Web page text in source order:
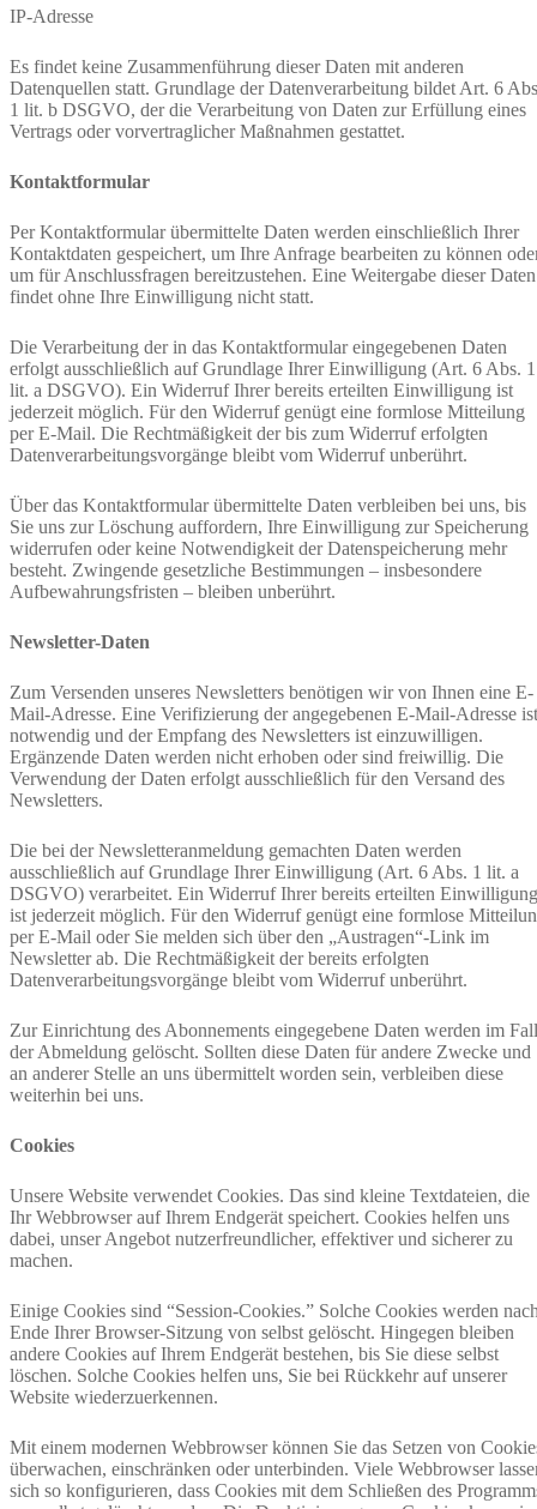
IP-Adresse
Es findet keine Zusammenführung dieser Daten mit anderen
Datenquellen statt. Grundlage der Datenverarbeitung bildet Art. 6
1 lit. b DSGVO, der die Verarbeitung von Daten zur Erfüllung eines
Vertrags oder vorvertraglicher Maßnahmen gestattet.
Kontaktformular
Per Kontaktformular übermittelte Daten werden einschließlich Ihrer
Kontaktdaten gespeichert, um Ihre Anfrage bearbeiten zu können
um für Anschlussfragen bereitzustehen. Eine Weitergabe dieser Daten
findet ohne Ihre Einwilligung nicht statt.
Die Verarbeitung der in das Kontaktformular eingegebenen Daten
erfolgt ausschließlich auf Grundlage Ihrer Einwilligung (Art. 6 Abs. 1
lit. a DSGVO). Ein Widerruf Ihrer bereits erteilten Einwilligung ist
jederzeit möglich. Für den Widerruf genügt eine formlose Mitteilung
per E-Mail. Die Rechtmäßigkeit der bis zum Widerruf erfolgten
Datenverarbeitungsvorgänge bleibt vom Widerruf unberührt.
Über das Kontaktformular übermittelte Daten verbleiben bei uns, bis
Sie uns zur Löschung auffordern, Ihre Einwilligung zur Speicherung
widerrufen oder keine Notwendigkeit der Datenspeicherung mehr
besteht. Zwingende gesetzliche Bestimmungen – insbesondere
Aufbewahrungsfristen – bleiben unberührt.
Newsletter-Daten
Zum Versenden unseres Newsletters benötigen wir von Ihnen eine E-
Mail-Adresse. Eine Verifizierung der angegebenen E-Mail-Adresse ist
notwendig und der Empfang des Newsletters ist einzuwilligen.
Ergänzende Daten werden nicht erhoben oder sind freiwillig. Die
Verwendung der Daten erfolgt ausschließlich für den Versand des
Newsletters.
Die bei der Newsletteranmeldung gemachten Daten werden
ausschließlich auf Grundlage Ihrer Einwilligung (Art. 6 Abs. 1 lit. a
DSGVO) verarbeitet. Ein Widerruf Ihrer bereits erteilten Einwilligung
ist jederzeit möglich. Für den Widerruf genügt eine formlose
per E-Mail oder Sie melden sich über den „Austragen“-Link im
Newsletter ab. Die Rechtmäßigkeit der bereits erfolgten
Datenverarbeitungsvorgänge bleibt vom Widerruf unberührt.
Zur Einrichtung des Abonnements eingegebene Daten werden im
der Abmeldung gelöscht. Sollten diese Daten für andere Zwecke und
an anderer Stelle an uns übermittelt worden sein, verbleiben diese
weiterhin bei uns.
Cookies
Unsere Website verwendet Cookies. Das sind kleine Textdateien, die
Ihr Webbrowser auf Ihrem Endgerät speichert. Cookies helfen uns
dabei, unser Angebot nutzerfreundlicher, effektiver und sicherer zu
machen.
Einige Cookies sind “Session-Cookies.” Solche Cookies werden
Ende Ihrer Browser-Sitzung von selbst gelöscht. Hingegen bleiben
andere Cookies auf Ihrem Endgerät bestehen, bis Sie diese selbst
löschen. Solche Cookies helfen uns, Sie bei Rückkehr auf unserer
Website wiederzuerkennen.
Mit einem modernen Webbrowser können Sie das Setzen von
überwachen, einschränken oder unterbinden. Viele Webbrowser
sich so konfigurieren, dass Cookies mit dem Schließen des